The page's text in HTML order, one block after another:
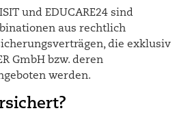
und EDUCARE24 sind
aus rechtlich
die exklusiv
GmbH bzw. deren
werden.